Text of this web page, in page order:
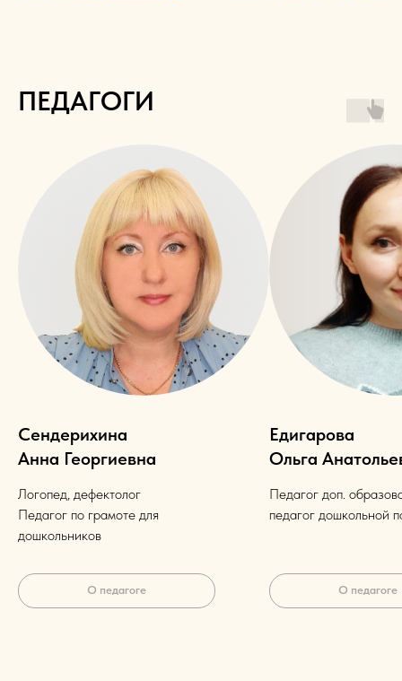
ПЕДАГОГИ
Сендерихина
Анна Георгиевна
Логопед, дефектолог
Педагог по грамоте для
дошкольников
О педагоге
Едигарова
Ольга
Педагог доп.
педагог дошкольной
О педагоге